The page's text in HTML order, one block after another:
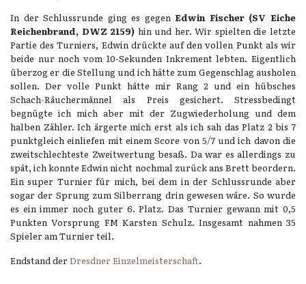
In der Schlussrunde ging es gegen Edwin Fischer (SV Eiche
Reichenbrand, DWZ 2159) hin und her. Wir spielten die letzte
Partie des Turniers, Edwin drückte auf den vollen Punkt als wir
beide nur noch vom 10-Sekunden Inkrement lebten. Eigentlich
überzog er die Stellung und ich hätte zum Gegenschlag ausholen
sollen. Der volle Punkt hätte mir Rang 2 und ein hübsches
Schach-Räuchermännel als Preis gesichert. Stressbedingt
begnügte ich mich aber mit der Zugwiederholung und dem
halben Zähler. Ich ärgerte mich erst als ich sah das Platz 2 bis 7
punktgleich einliefen mit einem Score von 5/7 und ich davon die
zweitschlechteste Zweitwertung besaß. Da war es allerdings zu
spät, ich konnte Edwin nicht nochmal zurück ans Brett beordern.
Ein super Turnier für mich, bei dem in der Schlussrunde aber
sogar der Sprung zum Silberrang drin gewesen wäre. So wurde
es ein immer noch guter 6. Platz. Das Turnier gewann mit 0,5
Punkten Vorsprung FM Karsten Schulz. Insgesamt nahmen 35
Spieler am Turnier teil.
Endstand derDresdner Einzelmeisterschaft.